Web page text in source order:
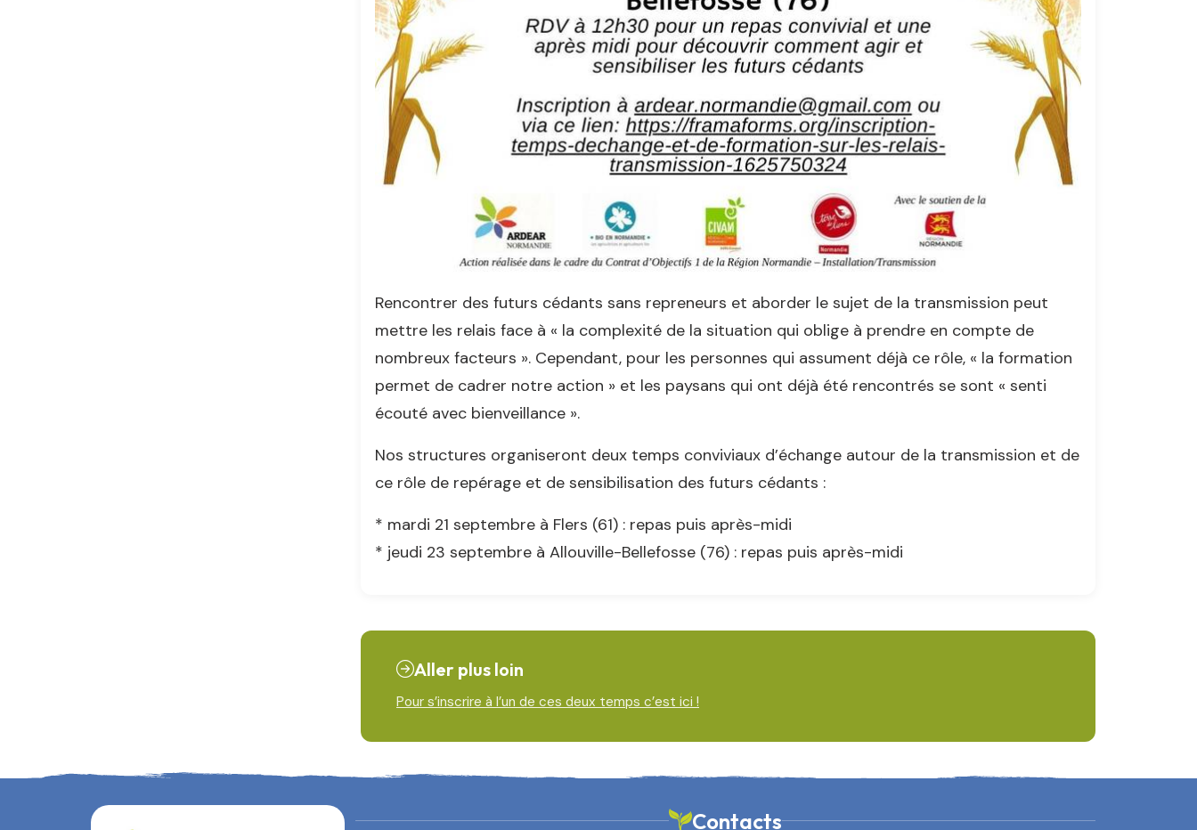
Rencontrer des futurs cédants sans repreneurs et aborder le sujet de la transmission peut
mettre les relais face à « la complexité de la situation qui oblige à prendre en compte de
nombreux facteurs ». Cependant, pour les personnes qui assument déjà ce rôle, « la formation
permet de cadrer notre action » et les paysans qui ont déjà été rencontrés se sont « senti
écouté avec bienveillance ».
Nos structures organiseront deux temps conviviaux d’échange autour de la transmission et de
ce rôle de repérage et de sensibilisation des futurs cédants :
* mardi 21 septembre à Flers (61) : repas puis après-midi
* jeudi 23 septembre à Allouville-Bellefosse (76) : repas puis après-midi
Aller plus loin
Pour s’inscrire à l’un de ces deux temps c’est ici !
Contacts